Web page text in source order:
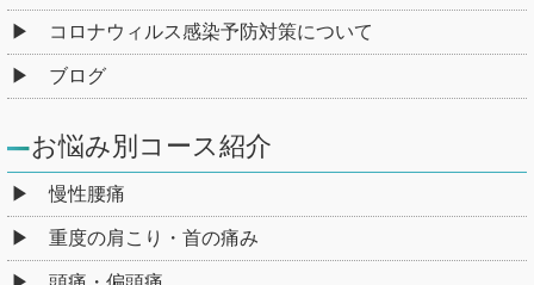
コロナウィルス感染予防対策について
ブログ
お悩み別コース紹介
慢性腰痛
重度の肩こり・首の痛み